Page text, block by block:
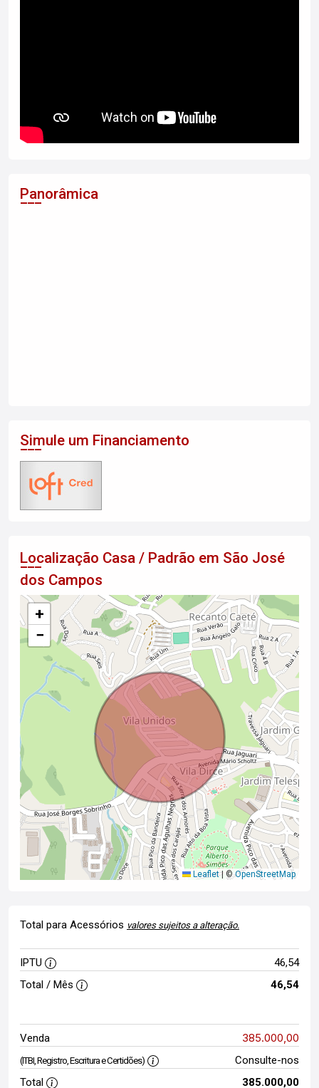
Panorâmica
Simule um Financiamento
Localização Casa / Padrão em São José
dos Campos
+
−
Leaflet ©OpenStreetMap
Total para Acessórios valores sujeitos a alteração.
IPTU
46,54
Total / Mês
46,54
Venda 385.000,00
(ITBI, Registro, Escritura e Certidões)
Consulte-nos
Total
385.000,00